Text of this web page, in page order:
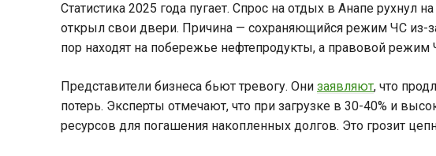
Статистика 2025 года пугает. Спрос на отдых в Анапе рухнул
открыл свои двери. Причина — сохраняющийся режим ЧС из-
пор находят на побережье нефтепродукты, а правовой
Представители бизнеса бьют тревогу. Они заявляют, что
потерь. Эксперты отмечают, что при загрузке в 30-40% и
ресурсов для погашения накопленных долгов. Это грозит